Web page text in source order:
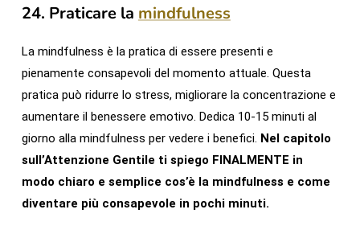
24. Praticare la mindfulness
La mindfulness è la pratica di essere presenti e
pienamente consapevoli del momento attuale. Questa
pratica può ridurre lo stress, migliorare la concentrazione e
aumentare il benessere emotivo. Dedica 10-15 minuti al
giorno alla mindfulness per vedere i benefici. Nel capitolo
sull’Attenzione Gentile ti spiego FINALMENTE in
modo chiaro e semplice cos’è la mindfulness e come
diventare più consapevole in pochi minuti.